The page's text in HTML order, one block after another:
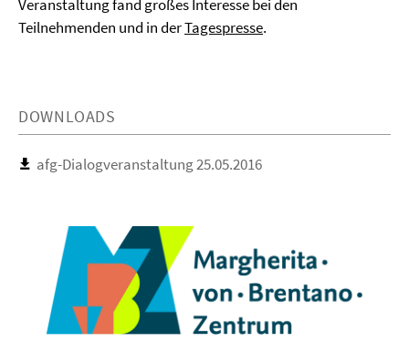
Veranstaltung fand großes Interesse bei den
Teilnehmenden und in derTagespresse.
DOWNLOADS
afg-Dialogveranstaltung 25.05.2016